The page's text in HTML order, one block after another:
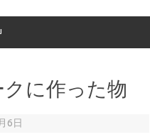
に作った物
6日